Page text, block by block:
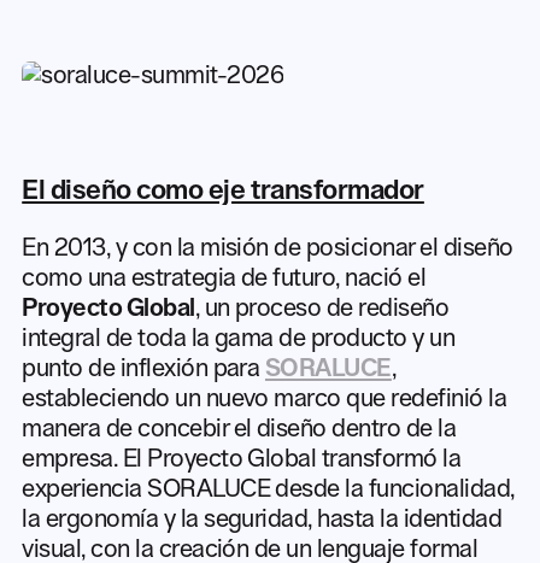
Actualidad
EU
EN
El diseño como eje transformador
En 2013, y con la misión de posicionar el diseño
como una estrategia de futuro, nació el
Proyecto Global , un proceso de rediseño
integral de toda la gama de producto y un
punto de inflexión para SORALUCE,
estableciendo un nuevo marco que redefinió la
manera de concebir el diseño dentro de la
empresa. El Proyecto Global transformó la
experiencia SORALUCE desde la funcionalidad,
la ergonomía y la seguridad, hasta la identidad
visual, con la creación de un lenguaje formal